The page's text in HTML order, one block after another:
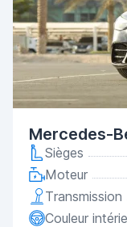
Mercedes-
Sièges
Moteur
Transmission
Couleur